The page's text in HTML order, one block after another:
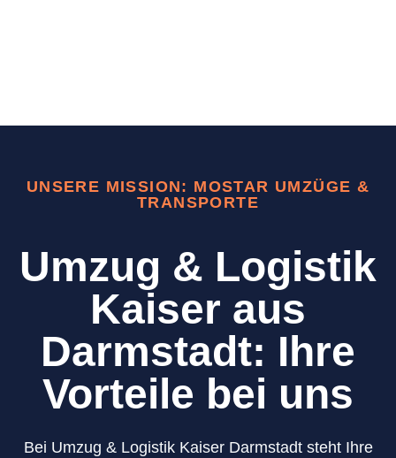
UNSERE MISSION: MOSTAR UMZÜGE &
TRANSPORTE
Umzug & Logistik
Kaiser aus
Darmstadt: Ihre
Vorteile bei uns
Bei Umzug & Logistik Kaiser Darmstadt steht Ihre